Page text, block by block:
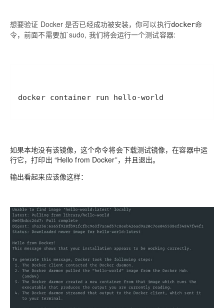
想要验证 Docker 是否已经成功被安装，你可以执行docker命
令，前面不需要加`sudo, 我们将会运行一个测试容器:
docker container run hello-world
如果本地没有该镜像，这个命令将会下载测试镜像，在容器中运
行它，打印出 “Hello from Docker”，并且退出。
输出看起来应该像这样：